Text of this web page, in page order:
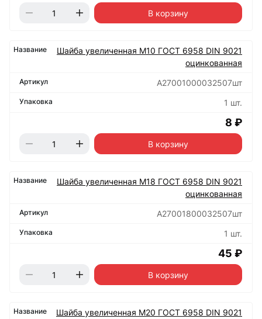
В корзину
Шайба увеличенная М10 ГОСТ 6958 DIN 9021
оцинкованная
А27001000032507шт
1 шт.
8 ₽
В корзину
Шайба увеличенная М18 ГОСТ 6958 DIN 9021
оцинкованная
А27001800032507шт
1 шт.
45 ₽
В корзину
Шайба увеличенная М20 ГОСТ 6958 DIN 9021